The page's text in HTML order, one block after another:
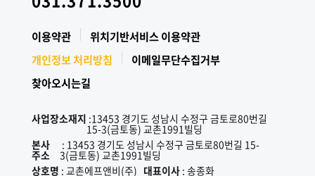
이용약관
위치기반서비스 이용약관
개인정보 처리방침
이메일무단수집거부
찾아오시는길
사업장소재지 :13453 경기도 성남시 수정구 금토로80번길
15-3(금토동) 교촌1991빌딩
본사
주소
: 13453 경기도 성남시 수정구 금토로80번길 15-
3(금토동) 교촌1991빌딩
상호명 : 교촌에프앤비(주) 대표이사: 송종화